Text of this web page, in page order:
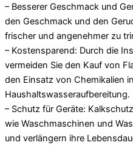
– Besserer Geschmack und
den Geschmack und den
frischer und angenehmer zu
– Kostensparend: Durch die
vermeiden Sie den Kauf von
den Einsatz von Chemikalien
Haushaltswasseraufbereitung.
– Schutz für Geräte:
wie Waschmaschinen und
und verlängern ihre